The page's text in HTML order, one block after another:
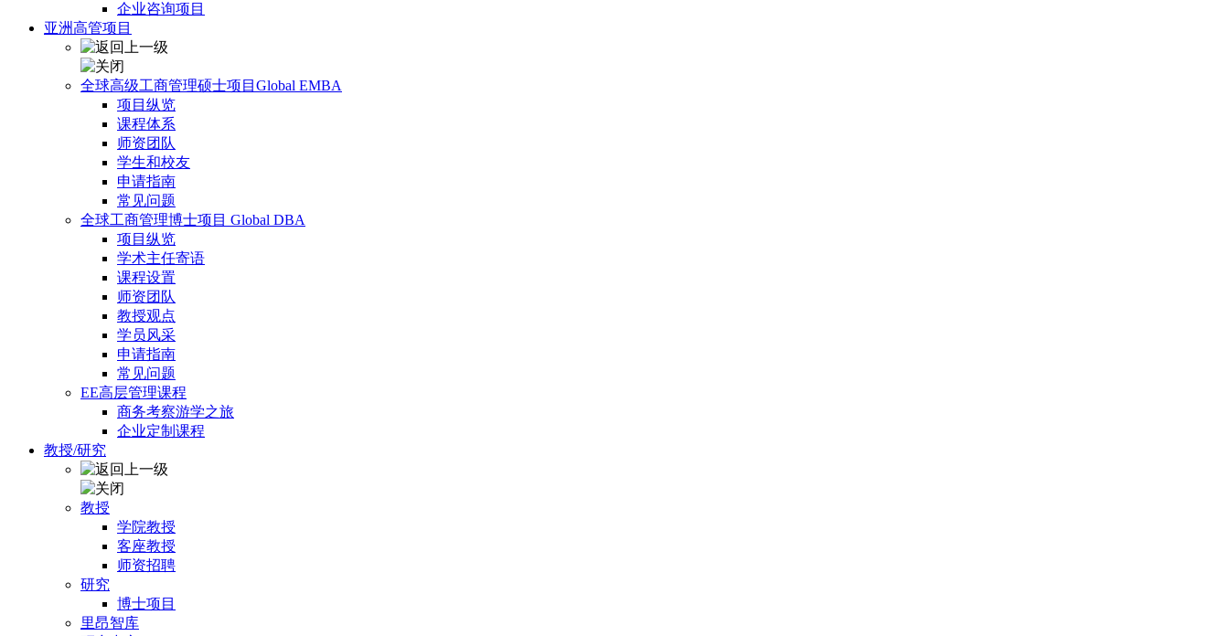
企业咨询项目
亚洲高管项目
全球高级工商管理硕士项目Global EMBA
项目纵览
课程体系
师资团队
学生和校友
申请指南
常见问题
全球工商管理博士项目 Global DBA
项目纵览
学术主任寄语
课程设置
师资团队
教授观点
学员风采
申请指南
常见问题
EE高层管理课程
商务考察游学之旅
企业定制课程
教授/研究
教授
学院教授
客座教授
师资招聘
研究
博士项目
里昂智库